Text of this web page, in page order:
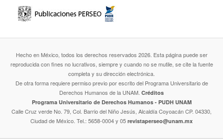
Hecho en México, todos los derechos reservados 2026. Esta página puede ser
reproducida con fines no lucrativos, siempre y cuando no se mutile, se cite la fuente
completa y su dirección electrónica.
De otra forma requiere permiso previo por escrito del Programa Universitario de
Derechos Humanos de la UNAM. Créditos
Programa Universitario de Derechos Humanos - PUDH UNAM
Calle Cruz verde No. 79, Col. Barrio del Niño Jesús, Alcaldía Coyoacán CP. 04330,
Ciudad de México. Tel.: 5658-0004 y 05 revistaperseo@unam.mx